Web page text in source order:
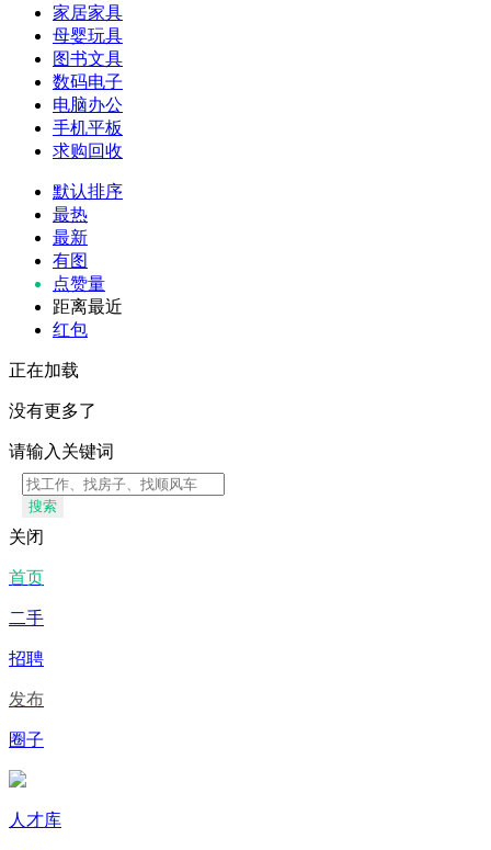
家居家具
母婴玩具
图书文具
数码电子
电脑办公
手机平板
求购回收
默认排序
最热
最新
有图
点赞量
距离最近
红包
正在加载
没有更多了
请输入关键词
搜索
关闭
首页
二手
招聘
发布
圈子
人才库